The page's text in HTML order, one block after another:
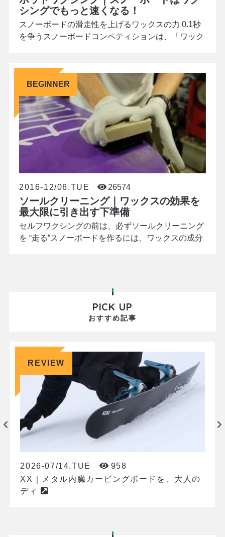
シングでもっと速くなる！
スノーボードの滑走性を上げるワックスの力 0.1秒
を争うスノーボードコンペティションは、「ワック
選手を支えるチームのワックスマンは、雪質・雪の
温度・気温・天候など、あらゆる条件を考慮して、
ライディング毎に厳密なワクシングを行います。 持
久力ならホットワクシング ホットワクシングとは、
熱
BEGINNER
2016-12/06.TUE 26574
ソールクリーニング｜ワックスの効果を
最大限に引き出す下準備
セルフワクシングの前は、必ずソールクリーニング
を “走る”スノーボードを作るには、ワックスの成分
みてください。白くなっていたり、黒ずんでいた
り、色むらになっていませんか？それは、表面に残
PICK UP
おすすめ記事
REVIEW
2026-07/14.TUE
958
XX｜メタル内臓カービングボードを、大人の
ディ